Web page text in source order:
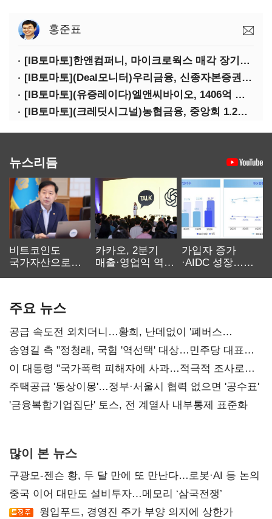
홍준표
[IB토마토]한앤컴퍼니, 마이크로웍스 매각 장기화 대비…배당 회수판 깔았다
[IB토마토](Deal모니터)우리금융, 신종자본증권 발행했지만 차환금리 '부담'
[IB토마토](유증레이다)엘앤씨바이오, 1406억 유증…최대주주는 절반만 청약
[IB토마토](크레딧시그널)농협금융, 중앙회 1.2조 지원받아 생산적금융 확대
뉴스리듬
비트코인도
국가자산으로…'
카카오, 2분기
매출·영업익 역대
가입자 증가
·AIDC 성장…
주요 뉴스
공급 속도전 외치더니…황희, 난데없이 '폐버스
리모델링' 제안
송영길 측 "정청래, 국힘 '역선택' 대상…민주당 대표로
총선 지휘 못해"
이 대통령 "국가폭력 피해자에 사과…적극적 조사로
진실 밝혀야"
주택공급 '동상이몽'…정부·서울시 협력 없으면 '공수표'
'금융복합기업집단' 토스, 전 계열사 내부통제 표준화
많이 본 뉴스
구광모-젠슨 황, 두 달 만에 또 만난다…로봇·AI 등 논의
중국 이어 대만도 설비투자…메모리 ‘삼국전쟁’
윙입푸드, 경영진 주가 부양 의지에 상한가